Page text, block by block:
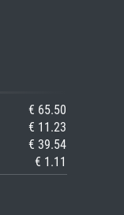
€ 65.50
€ 11.23
€ 39.54
€ 1.11